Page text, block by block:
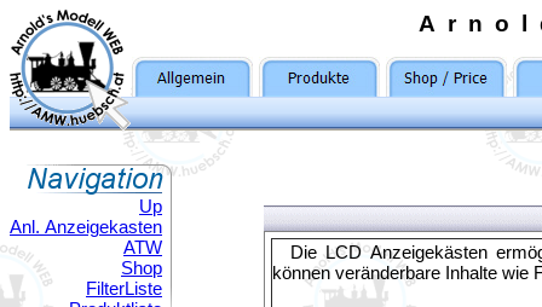
Up
Anl. Anzeigekasten
ATW
Shop
FilterListe
Die LCD Anzeigekästen
können veränderbare Inhalte wie